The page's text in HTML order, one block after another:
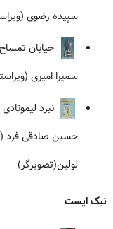
سپیده رضوی
خیابان تمساح
سمیرا امیری
نبرد لیمونادی
حسین صادقی فرد
لولین(تصویرگر)
نیک ایست